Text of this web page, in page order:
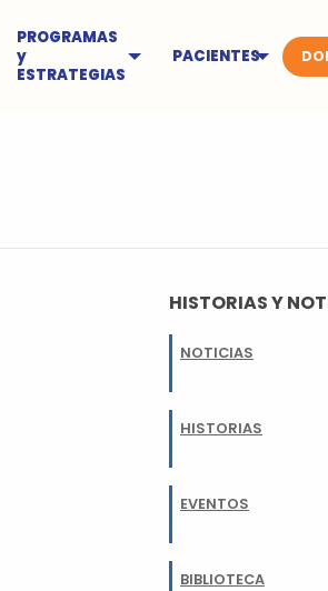
PROGRAMAS
y
ESTRATEGIAS
PACIENTES
HISTORIAS Y
NOTICIAS
HISTORIAS
EVENTOS
BIBLIOTECA